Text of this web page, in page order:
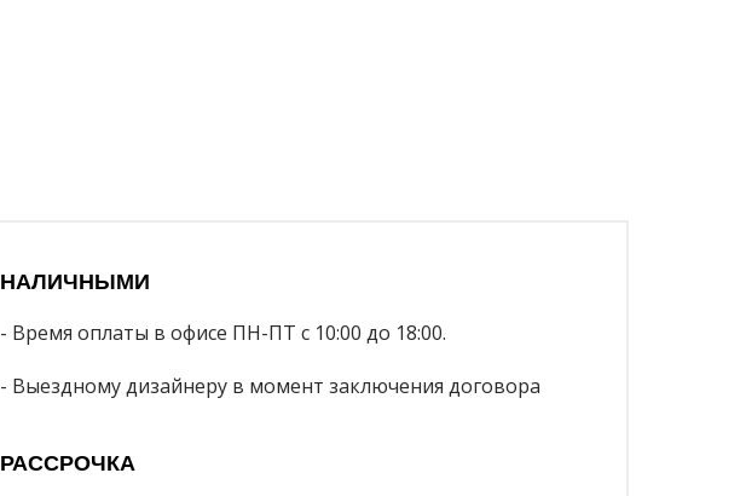
НАЛИЧНЫМИ
- Выездному дизайнеру в момент заключения договора
- Время оплаты в офисе ПН-ПТ с 10:00 до 18:00.
РАССРОЧКА